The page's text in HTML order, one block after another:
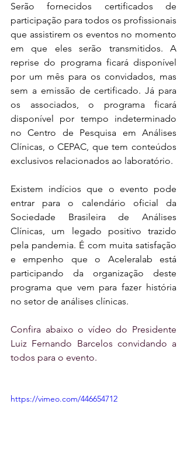
Serão fornecidos certificados de
participação para todos os profissionais
que assistirem os eventos no momento
em que eles serão transmitidos. A
reprise do programa ficará disponível
por um mês para os convidados, mas
sem a emissão de certificado. Já para
os associados, o programa ficará
disponível por tempo indeterminado
no Centro de Pesquisa em Análises
Clínicas, o CEPAC, que tem conteúdos
exclusivos relacionados ao laboratório.
Existem indícios que o evento pode
entrar para o calendário oficial da
Sociedade Brasileira de Análises
Clínicas, um legado positivo trazido
pela pandemia. É com muita satisfação
e empenho que o Aceleralab está
participando da organização deste
programa que vem para fazer história
no setor de análises clínicas.
Confira abaixo o vídeo do Presidente
Luiz Fernando Barcelos convidando a
todos para o evento.
https://vimeo.com/446654712